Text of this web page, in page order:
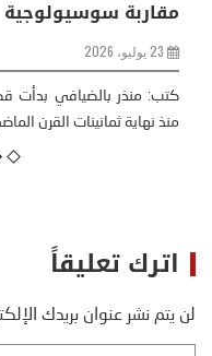
مقاربة
23 يوليو، 2026
كتب: منذر بالضيافي بدأت
منذ نهاية ثمانينات القرن
اترك تعليقاً
لن يتم نشر عنوان بريدك